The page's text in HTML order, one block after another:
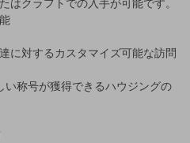
はクラフトでの入手が可能です。
に対するカスタマイズ可能な訪問
い称号が獲得できるハウジングの